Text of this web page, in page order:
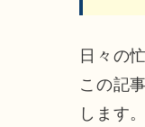
日々の
この記
します。